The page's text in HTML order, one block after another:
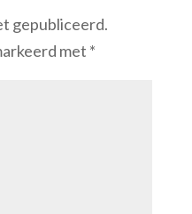
gepubliceerd.
met *